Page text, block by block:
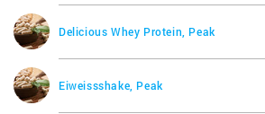
Delicious Whey Protein, Peak
Eiweissshake, Peak